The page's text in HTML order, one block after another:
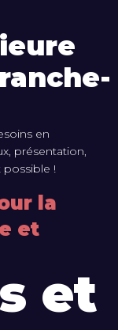
en
présentation,
possible !
la
et
et